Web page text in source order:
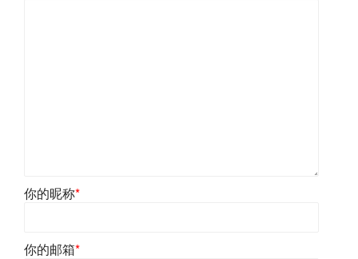
你的昵称*
你的邮箱*